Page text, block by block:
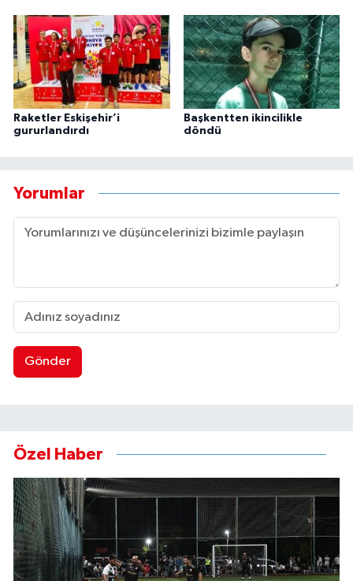
Raketler Eskişehir’i
gururlandırdı
Başkentten ikincilikle
döndü
Yorumlar
Gönder
Özel Haber